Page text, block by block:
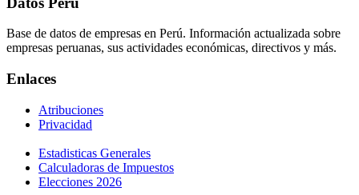
Base de datos de empresas en Perú. Información actualizada sobre
empresas peruanas, sus actividades económicas, directivos y más.
Enlaces
Atribuciones
Privacidad
Estadisticas Generales
Calculadoras de Impuestos
Elecciones 2026